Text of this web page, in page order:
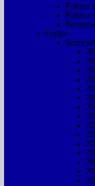
Fototur
Fototur
Fester